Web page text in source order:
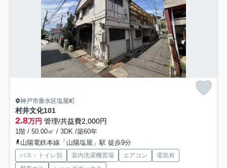
神戸市垂水区塩屋町
村井文化101
2.8万円 管理/共益費2,000円
1階 / 50.00㎡ / 3DK /築60年
山陽電鉄本線「山陽塩屋」駅 徒歩9分
バス・トイレ別 室内洗濯機置場 エアコン
電気有